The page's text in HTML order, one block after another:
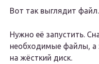
Вот так выглядит файл.
Нужно её запустить.
необходимые файлы, а
на жёсткий диск.